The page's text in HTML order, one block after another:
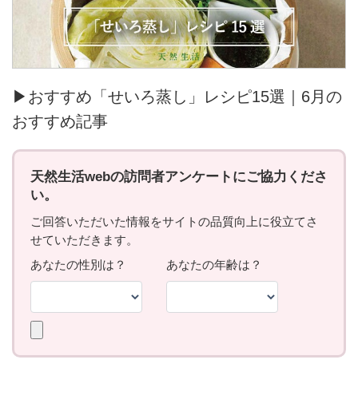
▶おすすめ「せいろ蒸し」レシピ15選｜6月の
おすすめ記事